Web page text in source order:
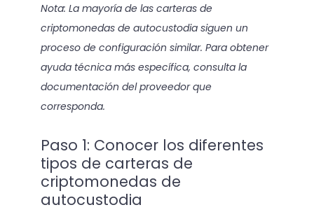
Nota: La mayoría de las carteras de
criptomonedas de autocustodia siguen un
proceso de configuración similar. Para obtener
ayuda técnica más específica, consulta la
documentación del proveedor que
corresponda.
Paso 1: Conocer los diferentes
tipos de carteras de
criptomonedas de
autocustodia